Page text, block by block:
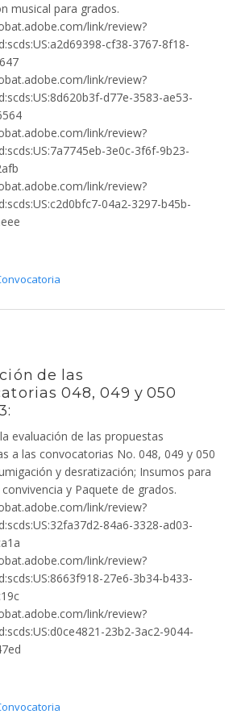
musical para grados.
link/review?
cf38-3767-8f18-
link/review?
d77e-3583-ae53-
link/review?
3e0c-3f6f-9b23-
link/review?
04a2-3297-b45b-
de las
048, 049 y 050
evaluación de las propuestas
a las convocatorias No. 048, 049 y 050
y desratización; Insumos para
y Paquete de grados.
link/review?
84a6-3328-ad03-
link/review?
27e6-3b34-b433-
link/review?
23b2-3ac2-9044-